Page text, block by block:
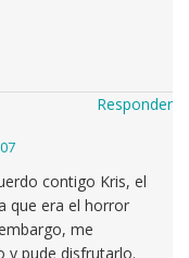
contigo Kris, el
que era el horror
me
y pude disfrutarlo.
Responder